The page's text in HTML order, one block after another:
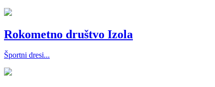
Rokometno društvo Izola
Športni dresi...